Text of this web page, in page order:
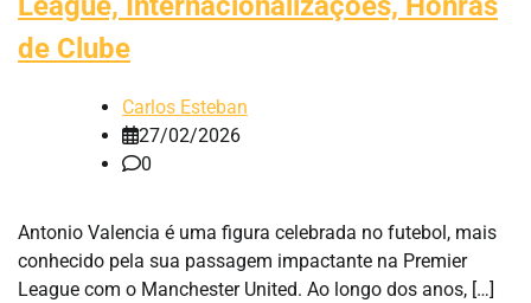
de Clube
Carlos Esteban
27/02/2026
0
Antonio Valencia é uma figura celebrada no futebol, mais
conhecido pela sua passagem impactante na Premier
League com o Manchester United. Ao longo dos anos, […]